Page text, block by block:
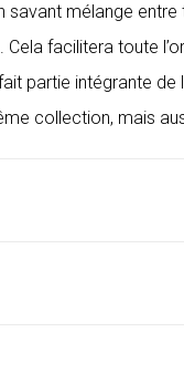
mélange
facilitera toute
partie intégrante de
collection, mais